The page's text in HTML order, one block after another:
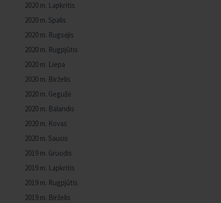
2020 m. Lapkritis
2020 m. Spalis
2020 m. Rugsėjis
2020 m. Rugpjūtis
2020 m. Liepa
2020 m. Birželis
2020 m. Gegužė
2020 m. Balandis
2020 m. Kovas
2020 m. Sausis
2019 m. Gruodis
2019 m. Lapkritis
2019 m. Rugpjūtis
2019 m. Birželis